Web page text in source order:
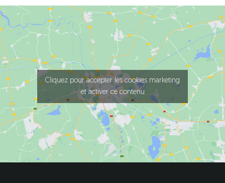
Cliquez pour accepter les cookies marketing
et activer ce contenu